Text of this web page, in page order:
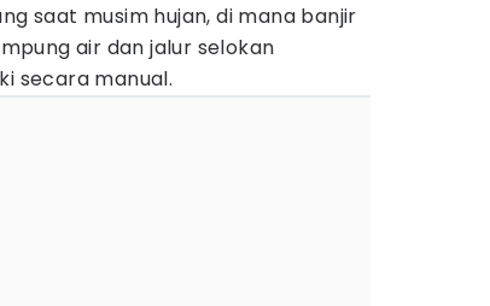
saat musim hujan, di mana banjir
air dan jalur selokan
secara manual.